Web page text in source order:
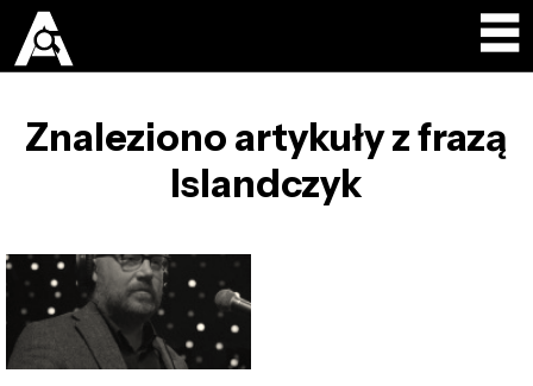
Znaleziono artykuły z frazą
Islandczyk